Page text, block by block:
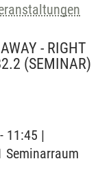
- RIGHT
(SEMINAR)
11:45 |
Seminarraum